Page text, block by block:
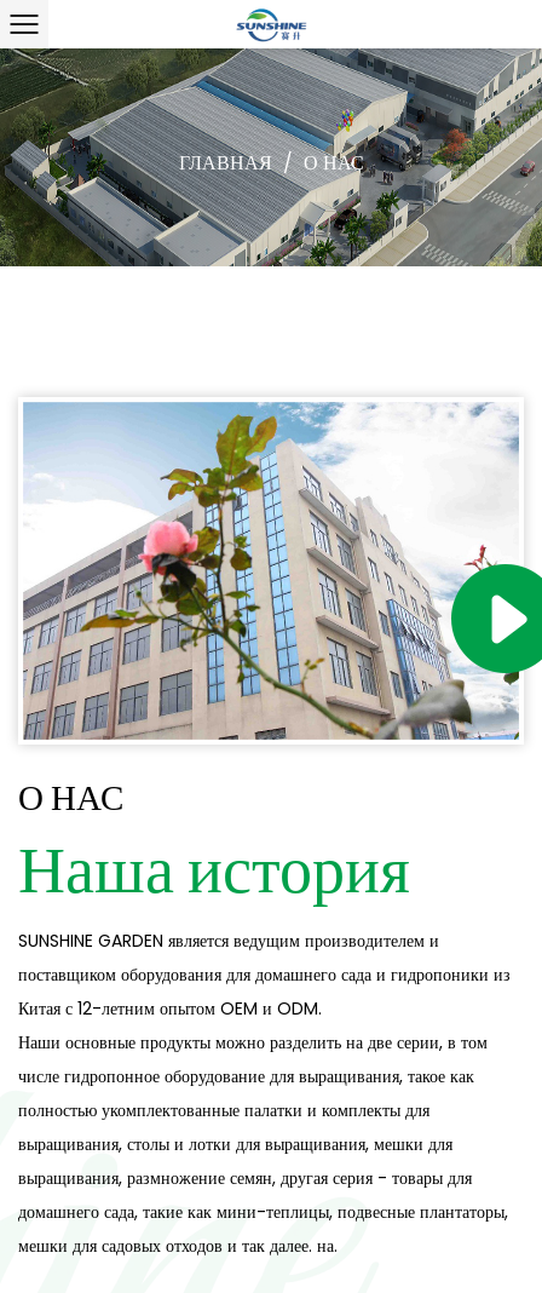
ГЛАВНАЯ / О НАС
О НАС
Наша история
SUNSHINE GARDEN является ведущим производителем и
поставщиком оборудования для домашнего сада и гидропоники из
Китая с 12-летним опытом OEM и ODM.
Наши основные продукты можно разделить на две серии, в том
числе гидропонное оборудование для выращивания, такое как
полностью укомплектованные палатки и комплекты для
выращивания, столы и лотки для выращивания, мешки для
выращивания, размножение семян, другая серия - товары для
домашнего сада, такие как мини-теплицы, подвесные плантаторы,
мешки для садовых отходов и так далее. на.